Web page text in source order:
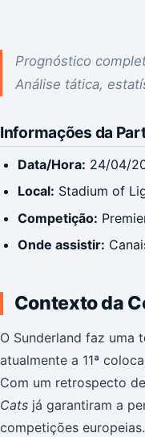
Prognóstico
Análise tática,
Informações da
Data/Hora: 24/04/
Local: Stadium of
Competição:
Onde assistir:
Contexto da
O Sunderland faz uma
atualmente a 11ª
Com um retrospecto
Cats já garantiram a
competições